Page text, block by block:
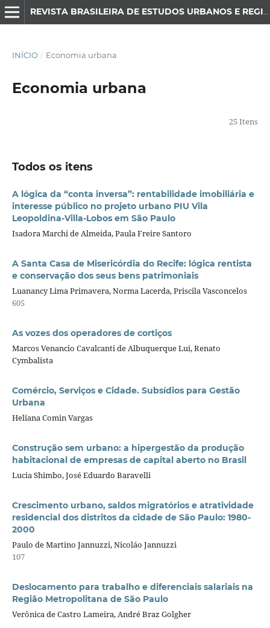
INÍCIO / Economia urbana
Economia urbana
25 Itens
Todos os itens
A lógica da “conta inversa”: rentabilidade imobiliária e
interesse público no projeto urbano PIU Vila
Leopoldina-Villa-Lobos em São Paulo
Isadora Marchi de Almeida, Paula Freire Santoro
A Santa Casa de Misericórdia do Recife: lógica rentista
e conservação dos seus bens patrimoniais
Luanancy Lima Primavera, Norma Lacerda, Priscila Vasconcelos
605
As vozes dos operadores de cortiços
Marcos Venancio Cavalcanti de Albuquerque Lui, Renato
Cymbalista
Comércio, Serviços e Cidade. Subsídios para Gestão
Urbana
Heliana Comin Vargas
Construção sem urbano: a hipergestão da produção
habitacional de empresas de capital aberto no Brasil
Lucia Shimbo, José Eduardo Baravelli
Crescimento urbano, saldos migratórios e atratividade
residencial dos distritos da cidade de São Paulo: 1980-
2000
Paulo de Martino Jannuzzi, Nicoláo Jannuzzi
107
Deslocamento para trabalho e diferenciais salariais na
Região Metropolitana de São Paulo
Verônica de Castro Lameira, André Braz Golgher